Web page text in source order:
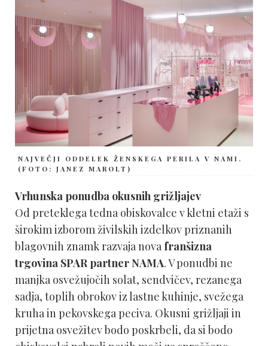
NAJVEČJI ODDELEK ŽENSKEGA PERILA V NAMI.
(FOTO: JANEZ MAROLT)
Vrhunska ponudba okusnih grižljajev
Od preteklega tedna obiskovalce v kletni etaži s
širokim izborom živilskih izdelkov priznanih
blagovnih znamk razvaja nova franšizna
trgovina SPAR partner NAMA. V ponudbi ne
manjka osvežujočih solat, sendvičev, rezanega
sadja, toplih obrokov iz lastne kuhinje, svežega
kruha in pekovskega peciva. Okusni grižljaji in
prijetna osvežitev bodo poskrbeli, da si bodo